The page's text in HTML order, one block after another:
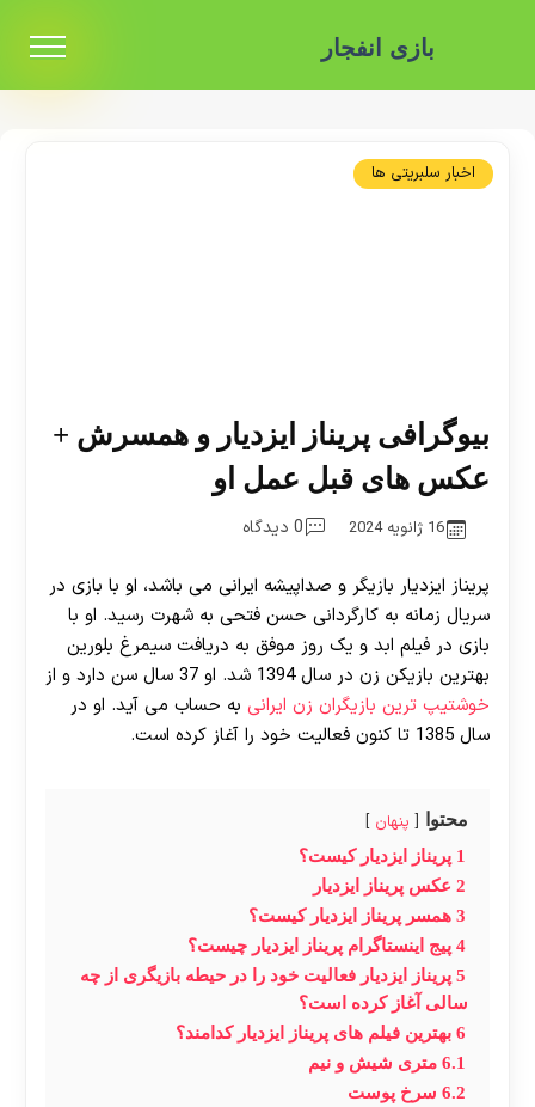
بازی انفجار
اخبار سلبریتی ها
بیوگرافی پریناز ایزدیار و همسرش +
عکس های قبل عمل او
16 ژانویه 2024 0 دیدگاه
پریناز ایزدیار بازیگر و صداپیشه ایرانی می باشد، او با بازی در
سریال زمانه به کارگردانی حسن فتحی به شهرت رسید. او با
بازی در فیلم ابد و یک روز موفق به دریافت سیمرغ بلورین
بهترین بازیکن زن در سال 1394 شد. او 37 سال سن دارد و از
خوشتیپ ترین بازیگران زن ایرانی به حساب می آید. او در
سال 1385 تا کنون فعالیت خود را آغاز کرده است.
محتوا پنهان
1 پریناز ایزدیار کیست؟
2 عکس پریناز ایزدیار
3 همسر پریناز ایزدیار کیست؟
4 پیج اینستاگرام پریناز ایزدیار چیست؟
5 پریناز ایزدیار فعالیت خود را در حیطه بازیگری از چه
سالی آغاز کرده است؟
6 بهترین فیلم های پریناز ایزدیار کدامند؟
6.1 متری شیش و نیم
6.2 سرخ پوست